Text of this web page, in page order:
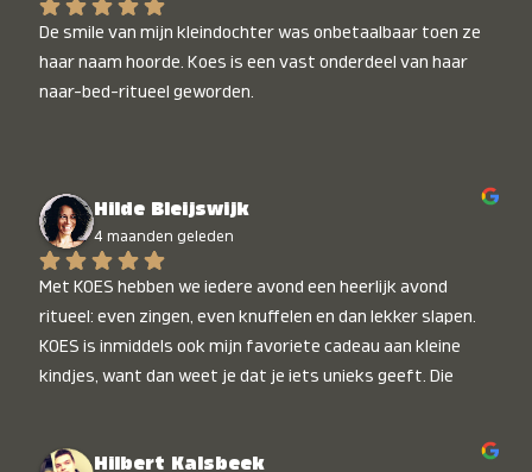
De smile van mijn kleindochter was onbetaalbaar toen ze
haar naam hoorde. Koes is een vast onderdeel van haar
naar-bed-ritueel geworden.
Hilde Bleijswijk
4 maanden geleden
Met KOES hebben we iedere avond een heerlijk avond
ritueel: even zingen, even knuffelen en dan lekker slapen.
KOES is inmiddels ook mijn favoriete cadeau aan kleine
kindjes, want dan weet je dat je iets unieks geeft. Die
Hilbert Kalsbeek